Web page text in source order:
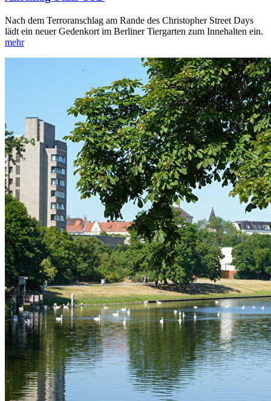
Nach dem Terroranschlag am Rande des Christopher Street Days
lädt ein neuer Gedenkort im Berliner Tiergarten zum Innehalten ein.
mehr